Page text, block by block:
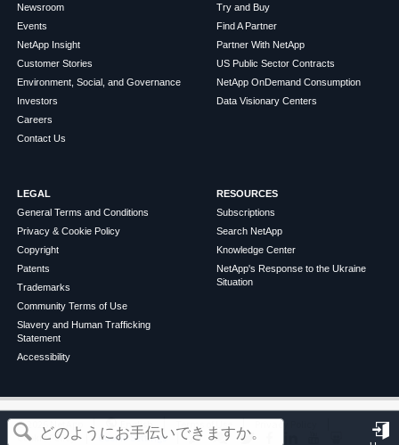
この記事は役に立ちましたか？
Newsroom
Events
NetApp Insight
Customer Stories
Environment, Social, and Governance
Investors
Careers
Contact Us
Try and Buy
Find A Partner
Partner With NetApp
US Public Sector Contracts
NetApp OnDemand Consumption
Data Visionary Centers
LEGAL
General Terms and Conditions
Privacy & Cookie Policy
Copyright
Patents
Trademarks
Community Terms of Use
Slavery and Human Trafficking
Statement
Accessibility
RESOURCES
Subscriptions
Search NetApp
Knowledge Center
NetApp's Response to the Ukraine
Situation
©2026 NetApp English Terms of Use
Privacy Policy
Cookie Policy
Cookie Settings